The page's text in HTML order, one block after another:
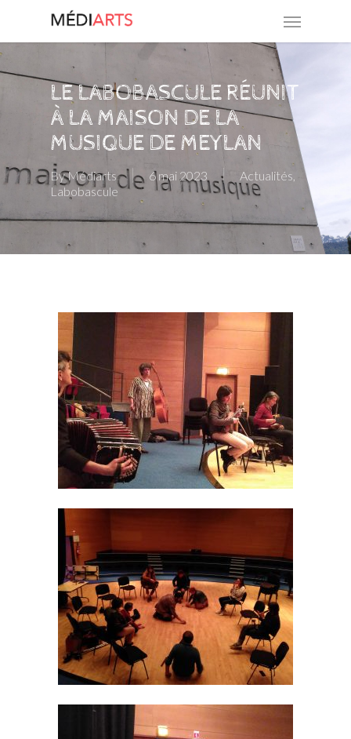
content
Menu
LE LABOBASCULE RÉUNIT
À LA MAISON DE LA
MUSIQUE DE MEYLAN
ByMédiarts 6 mai 2023 Actualités
Labobascule